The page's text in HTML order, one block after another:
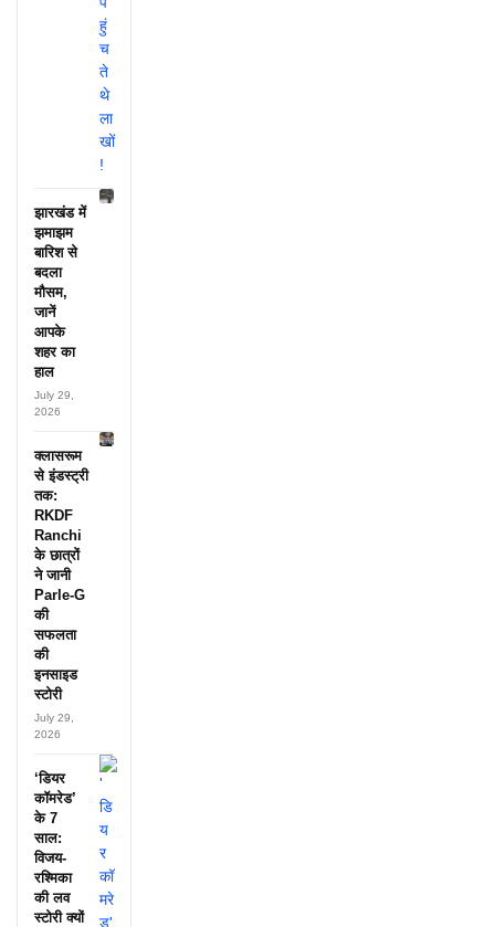
झारखंड में
झमाझम
बारिश से
बदला
मौसम,
जानें
आपके
शहर का
हाल
July 29,
2026
क्लासरूम
से इंडस्ट्री
तक:
RKDF
Ranchi
के छात्रों
ने जानी
Parle-G
की
सफलता
की
इनसाइड
स्टोरी
July 29,
2026
‘डियर
कॉमरेड’
के 7
साल:
विजय-
रश्मिका
की लव
स्टोरी क्यों